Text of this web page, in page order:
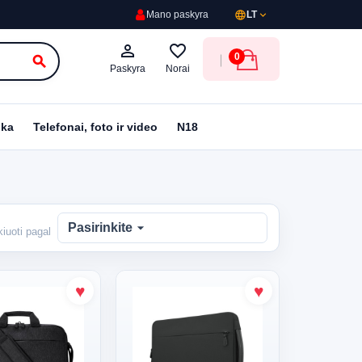
Mano paskyra language LTexpand_more
search
person_outline
Paskyra
favorite_border
Norai
0
Telefonai, foto ir video N18
pagal Pasirinkite arrow_drop_down